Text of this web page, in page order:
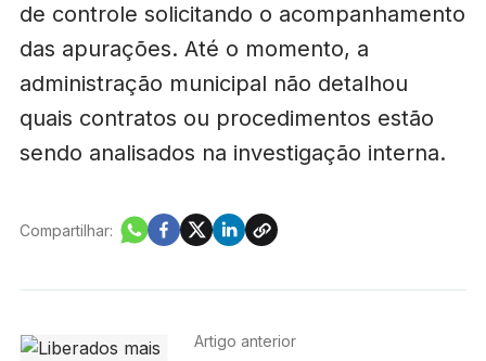
de controle solicitando o acompanhamento
das apurações. Até o momento, a
administração municipal não detalhou
quais contratos ou procedimentos estão
sendo analisados na investigação interna.
Compartilhar:
Artigo anterior